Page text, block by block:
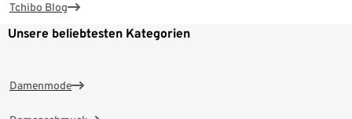
Tchibo Blog
Unsere beliebtesten Kategorien
Damenmode